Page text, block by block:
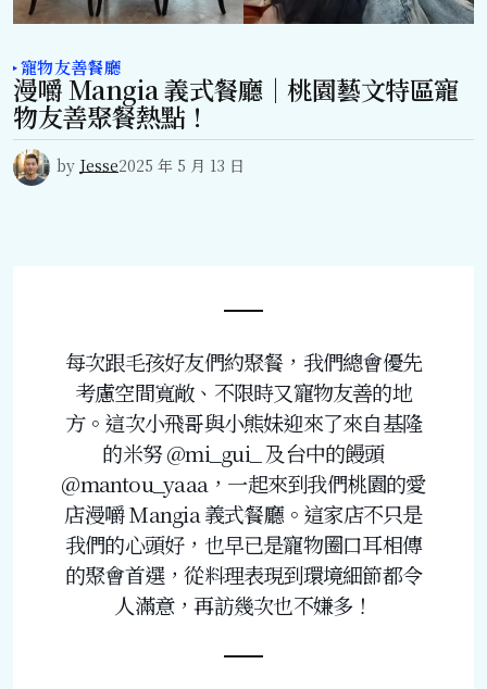
寵物友善餐廳
漫嚼 Mangia 義式餐廳｜桃園藝文特區寵
物友善聚餐熱點！
by Jesse2025 年 5 月 13 日
每次跟毛孩好友們約聚餐，我們總會優先
考慮空間寬敞、不限時又寵物友善的地
方。這次小飛哥與小熊妹迎來了來自基隆
的米努 @mi_gui_ 及台中的饅頭
@mantou_yaaa，一起來到我們桃園的愛
店漫嚼 Mangia 義式餐廳。這家店不只是
我們的心頭好，也早已是寵物圈口耳相傳
的聚會首選，從料理表現到環境細節都令
人滿意，再訪幾次也不嫌多！